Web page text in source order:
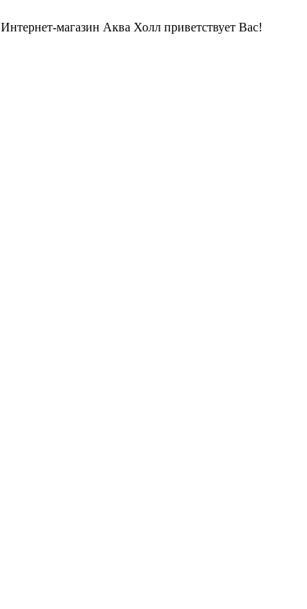
Интернет-магазин Аква Холл приветствует Вас!